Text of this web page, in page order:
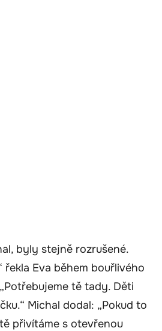
byly stejně rozrušené.
řekla Eva během bouřlivého
tě tady. Děti
Michal dodal: „Pokud to
přivítáme s otevřenou